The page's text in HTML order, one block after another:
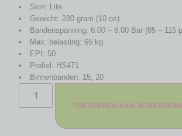
Skin: Lite
Gewicht: 280 gram (10 oz)
Bandenspanning: 6.00 – 8.00 Bar (85 – 115
Max. belasting: 65 kg
EPI: 50
Profiel: HS471
Binnenbanden: 15, 20
Toevoegen aan